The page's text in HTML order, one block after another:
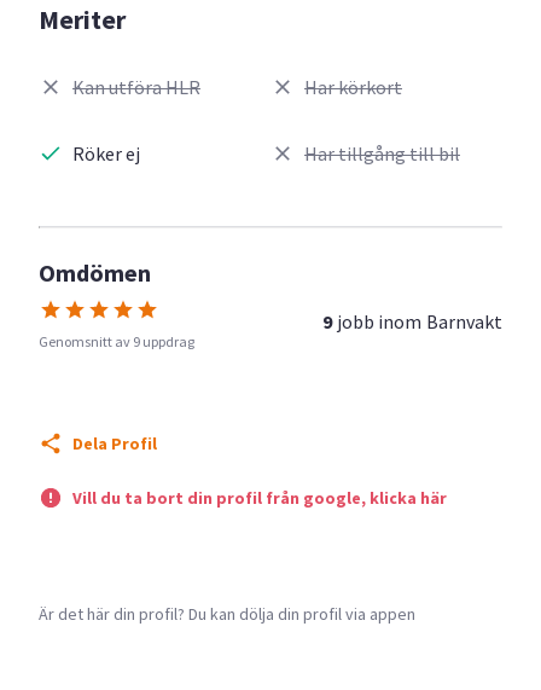
Meriter
Kan utföra HLR
Röker ej
Har körkort
Har tillgång till bil
Omdömen
Genomsnitt av 9 uppdrag
9 jobb inom Barnvakt
Dela Profil
Vill du ta bort din profil från google, klicka här
Är det här din profil? Du kan dölja din profil via appen